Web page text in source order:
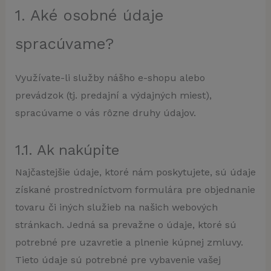
1. Aké osobné údaje
spracúvame?
Využívate-li služby nášho e-shopu alebo
prevádzok (tj. predajní a výdajných miest),
spracúvame o vás rôzne druhy údajov.
1.1. Ak nakúpite
Najčastejšie údaje, ktoré nám poskytujete, sú údaje
získané prostredníctvom formulára pre objednanie
tovaru či iných služieb na našich webových
stránkach. Jedná sa prevažne o údaje, ktoré sú
potrebné pre uzavretie a plnenie kúpnej zmluvy.
Tieto údaje sú potrebné pre vybavenie vašej